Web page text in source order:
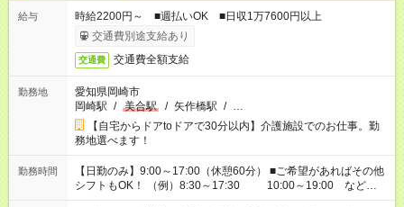
給与
時給2200円～ ■週払いOK ■日収1万7600円以上
交通費別途支給あり
交通費 交通費全額支給
勤務地
愛知県岡崎市
岡崎駅 / 美合駅 / 矢作橋駅 / …
【自宅からドアtoドアで30分以内】介護施設でのお仕事。勤
務地選べます！
勤務時間
【日勤のみ】9:00～17:00（休憩60分） ■ご希望があればその他
シフトもOK！ （例）8:30～17:30 10:00～19:00 など
「家族とお休みを合わせたい」 「できれば残業はしたくない」